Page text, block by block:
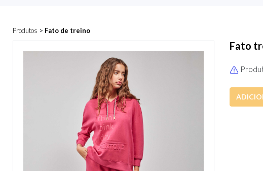
Produtos > Fato de treino
Fato